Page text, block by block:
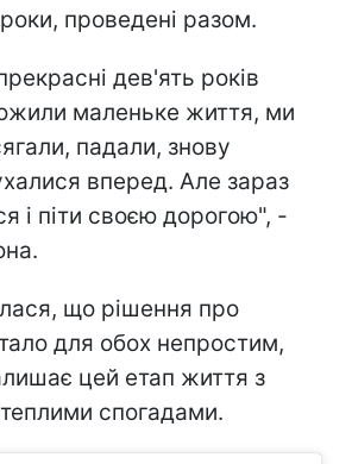
роки, проведені разом.
дев'ять років
маленьке життя, ми
падали, знову
вперед. Але зараз
і піти своєю дорогою", -
що рішення про
для обох непростим,
цей етап життя з
спогадами.